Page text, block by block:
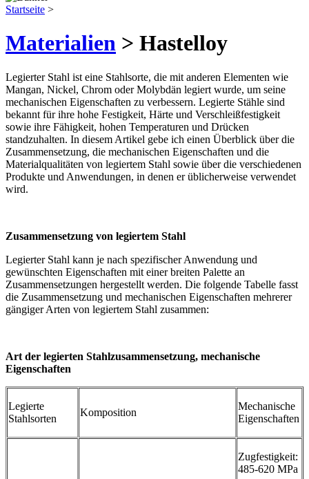
Startseite >
Materialien > Hastelloy
Legierter Stahl ist eine Stahlsorte, die mit anderen Elementen wie
Mangan, Nickel, Chrom oder Molybdän legiert wurde, um seine
mechanischen Eigenschaften zu verbessern. Legierte Stähle sind
bekannt für ihre hohe Festigkeit, Härte und Verschleißfestigkeit
sowie ihre Fähigkeit, hohen Temperaturen und Drücken
standzuhalten. In diesem Artikel gebe ich einen Überblick über die
Zusammensetzung, die mechanischen Eigenschaften und die
Materialqualitäten von legiertem Stahl sowie über die verschiedenen
Produkte und Anwendungen, in denen er üblicherweise verwendet
wird.
Zusammensetzung von legiertem Stahl
Legierter Stahl kann je nach spezifischer Anwendung und
gewünschten Eigenschaften mit einer breiten Palette an
Zusammensetzungen hergestellt werden. Die folgende Tabelle fasst
die Zusammensetzung und mechanischen Eigenschaften mehrerer
gängiger Arten von legiertem Stahl zusammen:
Art der legierten Stahlzusammensetzung, mechanische
Eigenschaften
Legierte
Stahlsorten
Komposition
Mechanische
Eigenschaften
Zugfestigkeit:
485-620 MPa